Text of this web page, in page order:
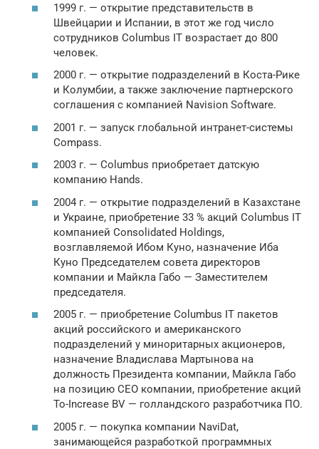
1999 г. — открытие представительств в
Швейцарии и Испании, в этот же год число
сотрудников Columbus IT возрастает до 800
человек.
2000 г. — открытие подразделений в Коста-Рике
и Колумбии, а также заключение партнерского
соглашения с компанией Navision Software.
2001 г. — запуск глобальной интранет-системы
Compass.
2003 г. — Columbus приобретает датскую
компанию Hands.
2004 г. — открытие подразделений в Казахстане
и Украине, приобретение 33 % акций Columbus IT
компанией Consolidated Holdings,
возглавляемой Ибом Куно, назначение Иба
Куно Председателем совета директоров
компании и Майкла Габо — Заместителем
председателя.
2005 г. — приобретение Columbus IT пакетов
акций российского и американского
подразделений у миноритарных акционеров,
назначение Владислава Мартынова на
должность Президента компании, Майкла Габо
на позицию CEO компании, приобретение акций
To-Increase BV — голландского разработчика ПО.
2005 г. — покупка компании NaviDat,
занимающейся разработкой программных